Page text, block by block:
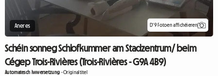
Aneres D'9 Fotoen affichéieren
Schéin sonneg Schlofkummer am Stadzentrum/ beim
Cégep Trois-Rivières (Trois-Rivières - G9A 4B9)
Automatesch Iwwersetzung -Originaltitel